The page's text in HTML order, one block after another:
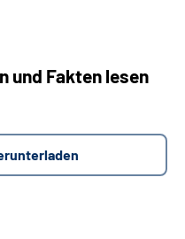
und Fakten lesen